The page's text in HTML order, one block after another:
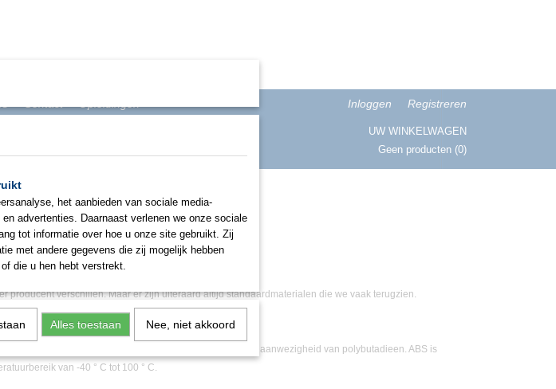
Inloggen Registreren
UW WINKELWAGEN
Geen producten (0)
EHBO PBM SIGNALISATIE
producent verschillen. Maar er zijn uiteraard altijd standaardmaterialen die we vaak terugzien.
door het polymeriseren van styreen en acrylonitril in aanwezigheid van polybutadieen. ABS is
van -40 ° C tot 100 ° C.
het aanbieden van sociale media-
advertenties. Daarnaast verlenen we onze sociale
tot informatie over hoe u onze site gebruikt. Zij
met andere gegevens die zij mogelijk hebben
die u hen hebt verstrekt.
Alles toestaan Nee, niet akkoord